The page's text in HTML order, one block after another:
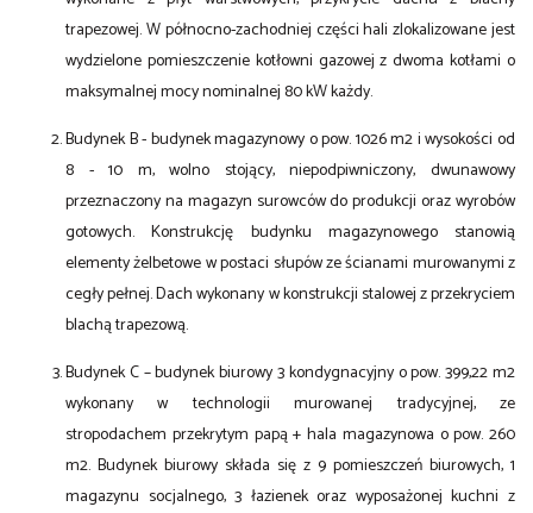
trapezowej. W północno-zachodniej części hali zlokalizowane jest
wydzielone pomieszczenie kotłowni gazowej z dwoma kotłami o
maksymalnej mocy nominalnej 80 kW każdy.
Budynek B - budynek magazynowy o pow. 1026 m2 i wysokości od
8 - 10 m, wolno stojący, niepodpiwniczony, dwunawowy
przeznaczony na magazyn surowców do produkcji oraz wyrobów
gotowych. Konstrukcję budynku magazynowego stanowią
elementy żelbetowe w postaci słupów ze ścianami murowanymi z
cegły pełnej. Dach wykonany w konstrukcji stalowej z przekryciem
blachą trapezową.
Budynek C – budynek biurowy 3 kondygnacyjny o pow. 399,22 m2
wykonany w technologii murowanej tradycyjnej, ze
stropodachem przekrytym papą + hala magazynowa o pow. 260
m2. Budynek biurowy składa się z 9 pomieszczeń biurowych, 1
magazynu socjalnego, 3 łazienek oraz wyposażonej kuchni z